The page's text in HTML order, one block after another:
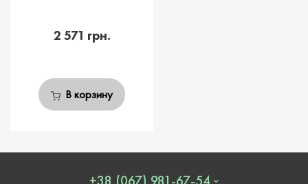
2 571 грн.
В корзину